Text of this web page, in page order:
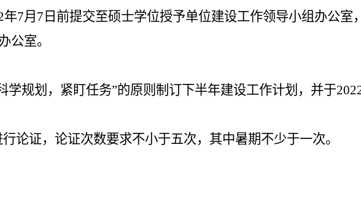
7月7日前提交至硕士学位授予单位建设工作领导小组办公室
公室。
规划，紧盯任务”的原则制订下半年建设工作计划，并于
论证，论证次数要求不小于五次，其中暑期不少于一次。